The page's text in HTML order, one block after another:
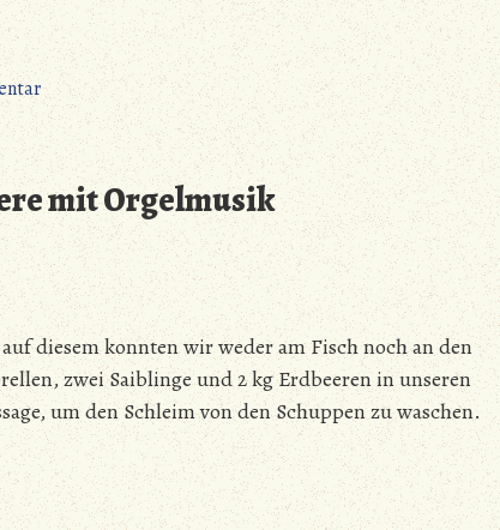
zu
Torgelow
–
Wachs
und
Haare
mit Orgelmusik
diesem konnten wir weder am Fisch noch an den
zwei Saiblinge und 2 kg Erdbeeren in unseren
um den Schleim von den Schuppen zu waschen.